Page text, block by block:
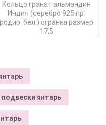
Кольцо гранат альмандин
Индия (серебро 925 пр.
родир. бел.) огранка размер
17,5
подвески янтарь